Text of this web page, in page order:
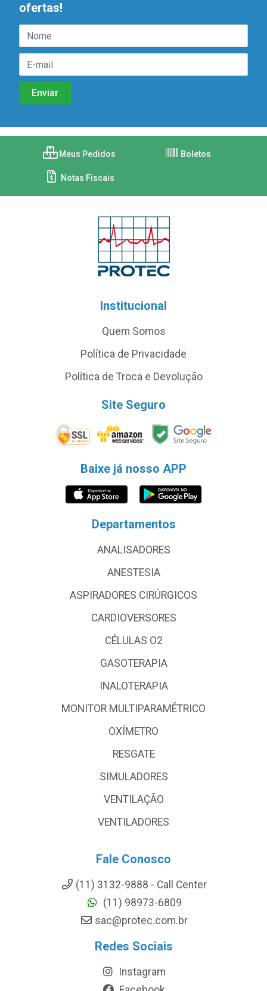
ofertas!
Meus Pedidos Boletos
Notas Fiscais
Institucional
Quem Somos
Política de Privacidade
Política de Troca e Devolução
Site Seguro
Baixe já nosso APP
Departamentos
ANALISADORES
ANESTESIA
ASPIRADORES CIRÚRGICOS
CARDIOVERSORES
CÉLULAS O2
GASOTERAPIA
INALOTERAPIA
MONITOR MULTIPARAMÉTRICO
OXÍMETRO
RESGATE
SIMULADORES
VENTILAÇÃO
VENTILADORES
Fale Conosco
(11) 3132-9888 - Call Center
(11) 98973-6809
sac@protec.com.br
Redes Sociais
Instagram